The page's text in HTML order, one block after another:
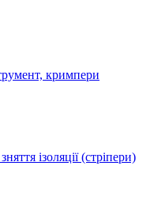
кримпери
ізоляції (стріпери)